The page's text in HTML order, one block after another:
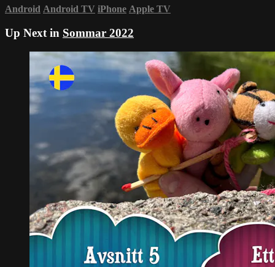
Android Android TV iPhone Apple TV
Up Next in Sommar 2022